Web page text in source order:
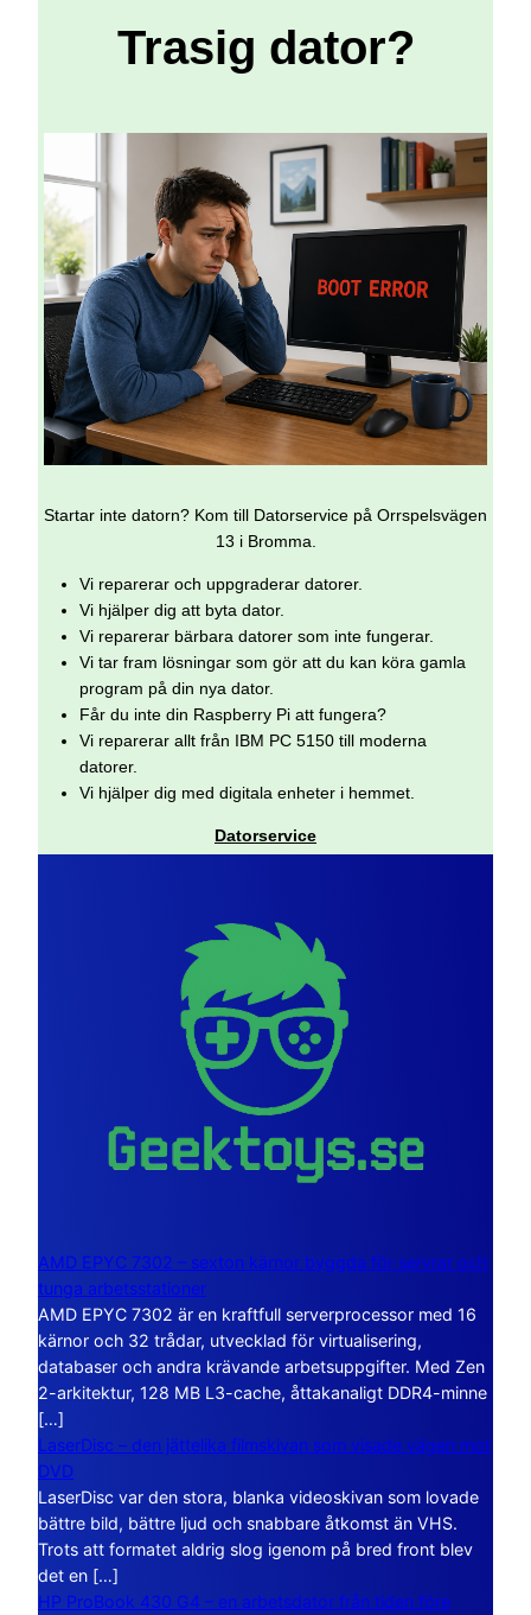
Trasig dator?
Startar inte datorn? Kom till Datorservice på Orrspelsvägen
13 i Bromma.
Vi reparerar och uppgraderar datorer.
Vi hjälper dig att byta dator.
Vi reparerar bärbara datorer som inte fungerar.
Vi tar fram lösningar som gör att du kan köra gamla
program på din nya dator.
Får du inte din Raspberry Pi att fungera?
Vi reparerar allt från IBM PC 5150 till moderna
datorer.
Vi hjälper dig med digitala enheter i hemmet.
Datorservice
AMD EPYC 7302 – sexton kärnor byggda för servrar och
tunga arbetsstationer
AMD EPYC 7302 är en kraftfull serverprocessor med 16
kärnor och 32 trådar, utvecklad för virtualisering,
databaser och andra krävande arbetsuppgifter. Med Zen
2-arkitektur, 128 MB L3-cache, åttakanaligt DDR4-minne
[…]
LaserDisc – den jättelika filmskivan som visade vägen mot
DVD
LaserDisc var den stora, blanka videoskivan som lovade
bättre bild, bättre ljud och snabbare åtkomst än VHS.
Trots att formatet aldrig slog igenom på bred front blev
det en […]
HP ProBook 430 G4 – en arbetsdator från tiden före